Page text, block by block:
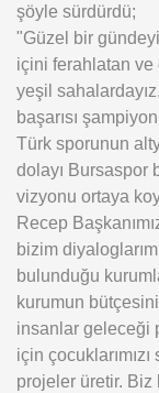
şöyle sürdürdü;
"Güzel bir
içini ferahlatan
yeşil
başarısı
Türk sporunun
dolayı Bursaspor
vizyonu ortaya
Recep
bizim
bulunduğu
kurumun
insanlar geleceği
için
projeler üretir. Biz